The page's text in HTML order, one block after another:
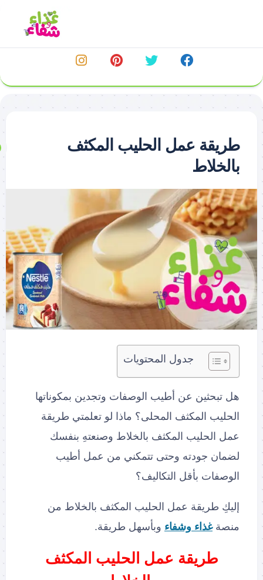
طريقة عمل الحليب المكثف
بالخلاط
جدول المحتويات
هل تبحثين عن أطيب الوصفات وتجدين بمكوناتها
الحليب المكثف المحلى؟ ماذا لو تعلمتي طريقة
عمل الحليب المكثف بالخلاط وصنعتهِ بنفسك
لضمان جودته وحتى تتمكني من عمل أطيب
الوصفات بأقل التكاليف؟
إليكِ طريقة عمل الحليب المكثف بالخلاط من
منصةغذاء وشفاء وبأسهل طريقة.
طريقة عمل الحليب المكثف